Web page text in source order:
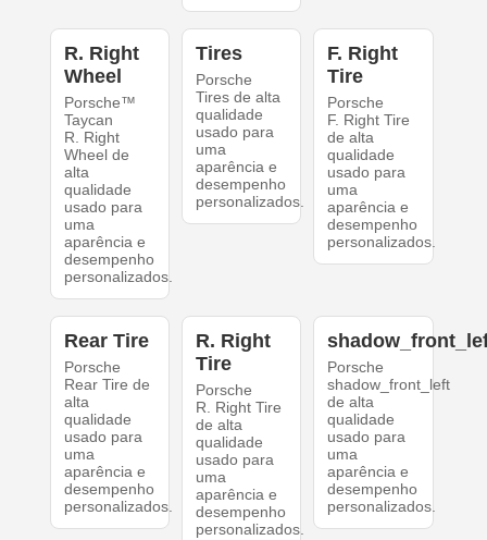
R. Right
Wheel
Porsche™
Taycan
R. Right
Wheel de
alta
qualidade
usado para
uma
aparência e
desempenho
personalizados.
Tires
Porsche
Tires de alta
qualidade
usado para
uma
aparência e
desempenho
personalizados.
F. Right
Tire
Porsche
F. Right Tire
de alta
qualidade
usado para
uma
aparência e
desempenho
personalizados.
Rear Tire
Porsche
Rear Tire de
alta
qualidade
usado para
uma
aparência e
desempenho
personalizados.
R. Right
Tire
Porsche
R. Right Tire
de alta
qualidade
usado para
uma
aparência e
desempenho
personalizados.
Porsche
shadow_front_left
de alta
qualidade
usado para
uma
aparência e
desempenho
personalizados.